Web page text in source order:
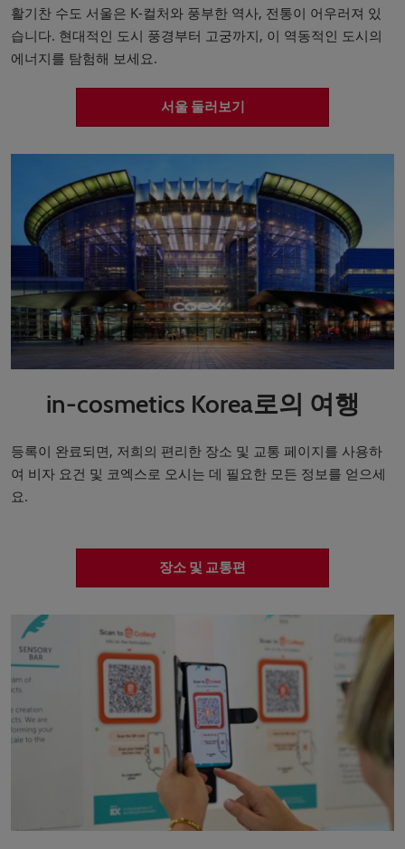
활기찬 수도 서울은 K-컬처와 풍부한 역사, 전통이 어우러져 있
습니다. 현대적인 도시 풍경부터 고궁까지, 이 역동적인 도시의
에너지를 탐험해 보세요.
서울 둘러보기
in-cosmetics Korea로의 여행
등록이 완료되면, 저희의 편리한 장소 및 교통 페이지를 사용하
여 비자 요건 및 코엑스로 오시는 데 필요한 모든 정보를 얻으세
요.
장소 및 교통편